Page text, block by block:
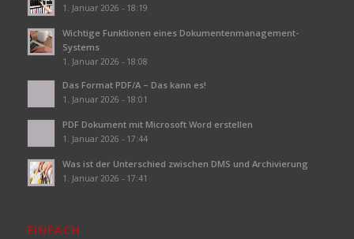
1. Januar 2026 - 18:19
Wichtige Funktionen eines Dokumentenmanagement-
Systems
1. Januar 2026 - 18:08
Das Format PDF/A – Das kann es!
1. Januar 2026 - 18:01
PDF Dokument mit Microsoft Word erstellen
1. Januar 2026 - 17:44
Was ist der Unterschied zwischen DMS und Archivierung
1. Januar 2026 - 17:41
EINFACH